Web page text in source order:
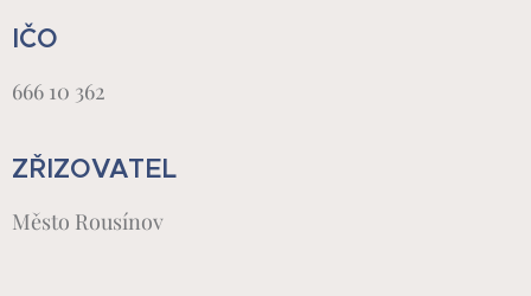
IČO
666 10 362
ZŘIZOVATEL
Město Rousínov